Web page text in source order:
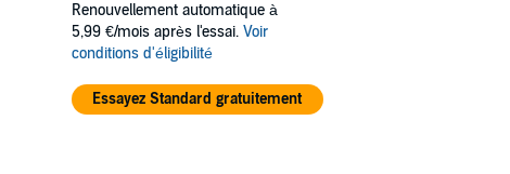
Renouvellement automatique à
5,99 €/mois après l'essai. Voir
conditions d'éligibilité
Essayez Standard gratuitement